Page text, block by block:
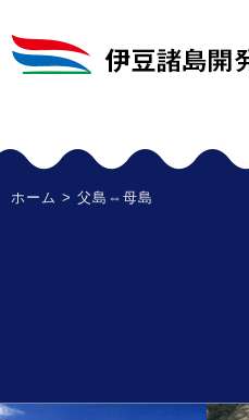
ホーム > 父島⇔母島